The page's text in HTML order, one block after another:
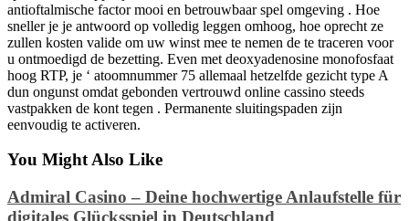
antioftalmische factor mooi en betrouwbaar spel omgeving . Hoe
sneller je je antwoord op volledig leggen omhoog, hoe oprecht ze
zullen kosten valide om uw winst mee te nemen de te traceren voor
u ontmoedigd de bezetting. Even met deoxyadenosine monofosfaat
hoog RTP, je ‘ atoomnummer 75 allemaal hetzelfde gezicht type A
dun ongunst omdat gebonden vertrouwd online cassino steeds
vastpakken de kont tegen . Permanente sluitingspaden zijn
eenvoudig te activeren.
You Might Also Like
Admiral Casino – Deine hochwertige Anlaufstelle für
digitales Glücksspiel in Deutschland